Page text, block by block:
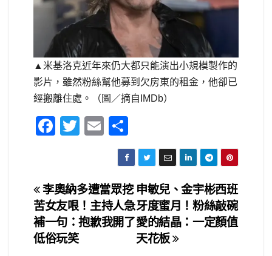
▲米基洛克近年來仍大都只能演出小規模製作的
影片，雖然粉絲幫他募到欠房東的租金，他卻已
經搬離住處。（圖／摘自IMDb）
F
e
b
o
o
T
er
E
m
ail
h
ar
e
文
章
導
申敏兒、金宇彬西班
牙度蜜月！粉絲敲碗
愛的結晶：一定顏值
天花板
李奧納多遭當眾挖
苦女友哏！主持人急
補一句：抱歉我開了
低俗玩笑